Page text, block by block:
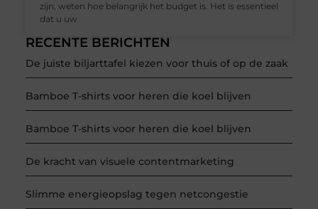
RECENTE BERICHTEN
De juiste biljarttafel kiezen voor thuis of op de zaak
Bamboe T-shirts voor heren die koel blijven
Bamboe T-shirts voor heren die koel blijven
De kracht van visuele contentmarketing
Slimme energieopslag tegen netcongestie
zijn, weten hoe belangrijk het budget is. Het is essentieel
dat u uw